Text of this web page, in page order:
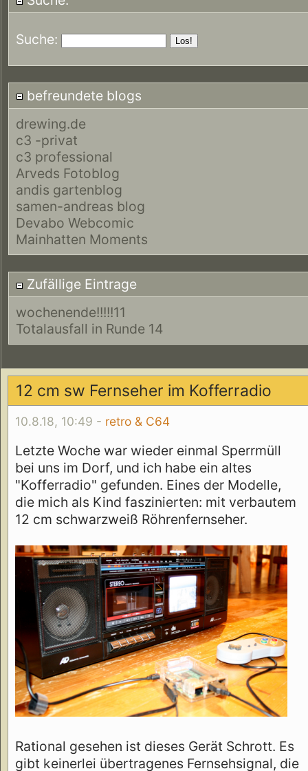
Suche:
befreundete blogs
drewing.de
c3 -privat
c3 professional
Arveds Fotoblog
andis gartenblog
samen-andreas blog
Devabo Webcomic
Mainhatten Moments
Zufällige Eintrage
wochenende!!!!!11
Totalausfall in Runde 14
12 cm sw Fernseher im Kofferradio
10.8.18, 10:49 - retro & C64
Letzte Woche war wieder einmal Sperrmüll
bei uns im Dorf, und ich habe ein altes
"Kofferradio" gefunden. Eines der Modelle,
die mich als Kind faszinierten: mit verbautem
12 cm schwarzweiß Röhrenfernseher.
Rational gesehen ist dieses Gerät Schrott. Es
gibt keinerlei übertragenes Fernsehsignal, die